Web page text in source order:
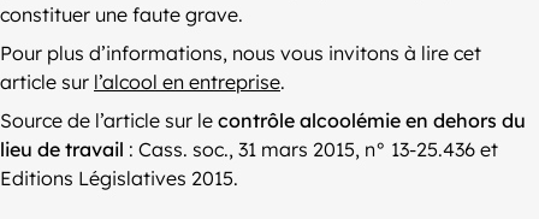
constituer une faute grave.
Pour plus d’informations, nous vous invitons à lire cet
article sur l’alcool en entreprise.
Source de l’article sur le contrôle alcoolémie en dehors du
lieu de travail : Cass. soc., 31 mars 2015, n° 13-25.436 et
Editions Législatives 2015.